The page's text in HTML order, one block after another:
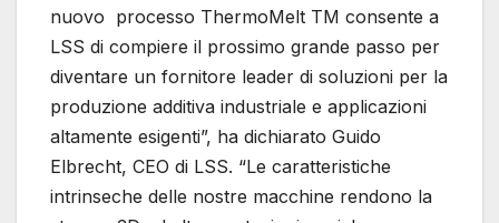
nuovo processo ThermoMelt TM consente a
LSS di compiere il prossimo grande passo per
diventare un fornitore leader di soluzioni per la
produzione additiva industriale e applicazioni
altamente esigenti”, ha dichiarato Guido
Elbrecht, CEO di LSS. “Le caratteristiche
intrinseche delle nostre macchine rendono la